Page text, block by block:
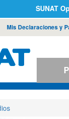
SUNAT
Mis Declaraciones y